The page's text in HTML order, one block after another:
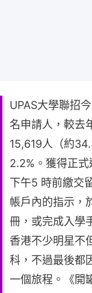
UPAS大學聯招
名申請人，較去
15,619人（約
2.2%。獲得正
下午5 時前繳交
帳戶內的指示，
冊，或完成入學
香港不少明星不
科，不過最後都
一個旅程。《開